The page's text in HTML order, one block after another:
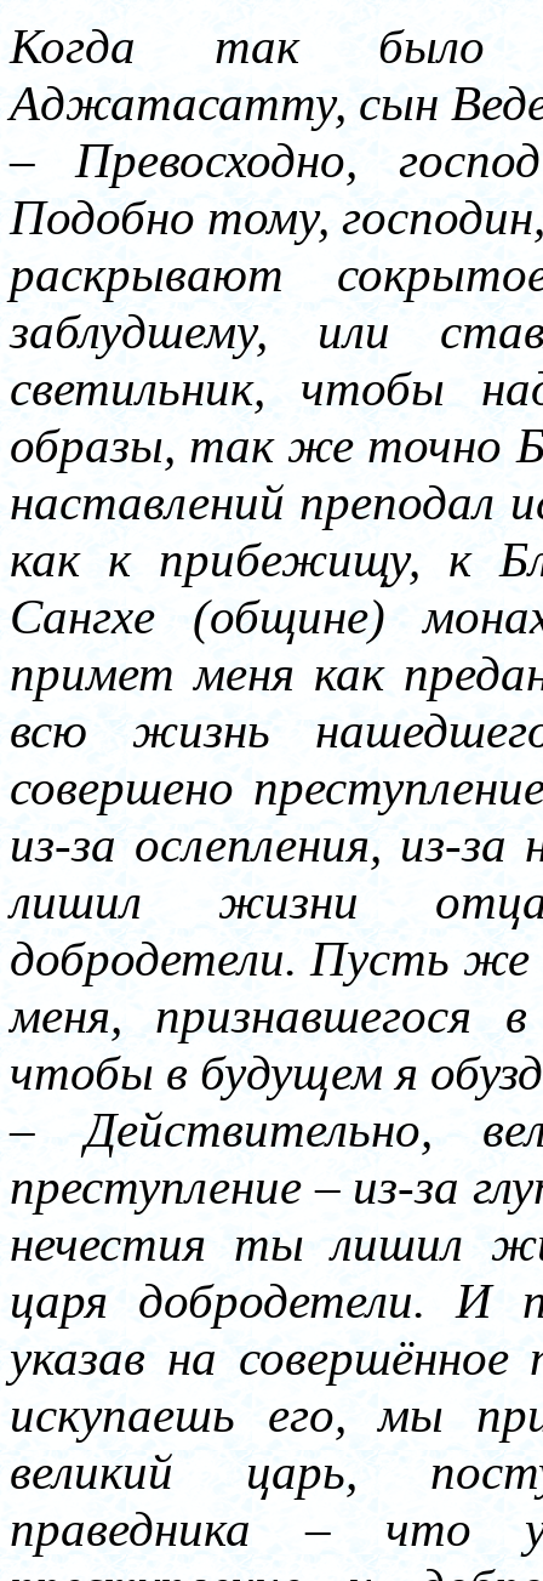
Когда так было
Аджатасатту, сын
– Превосходно,
Подобно тому,
раскрывают
заблудшему, или
светильник, чтобы
образы, так же точно
наставлений преподал
как к прибежищу, к
Сангхе (общине)
примет меня как
всю жизнь
совершено
из-за ослепления, из-
лишил жизни отца,
добродетели. Пусть
меня, признавшегося
чтобы в будущем я
– Действительно,
преступление – из-за
нечестия ты лишил
царя добродетели. И
указав на совершённое
искупаешь его, мы
великий царь,
праведника – что